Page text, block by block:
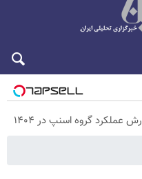
گروه اسنپ در ۱۴۰۴